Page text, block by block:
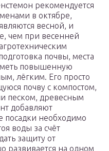
рекомендуется
в октябре,
весной, и
чем при весенней
почвы, места
повышенную
лёгким. Его просто
почву с компостом,
песком, древесным
добавляют
посадки необходимо
воды за счёт
защиту от
развивается на одном